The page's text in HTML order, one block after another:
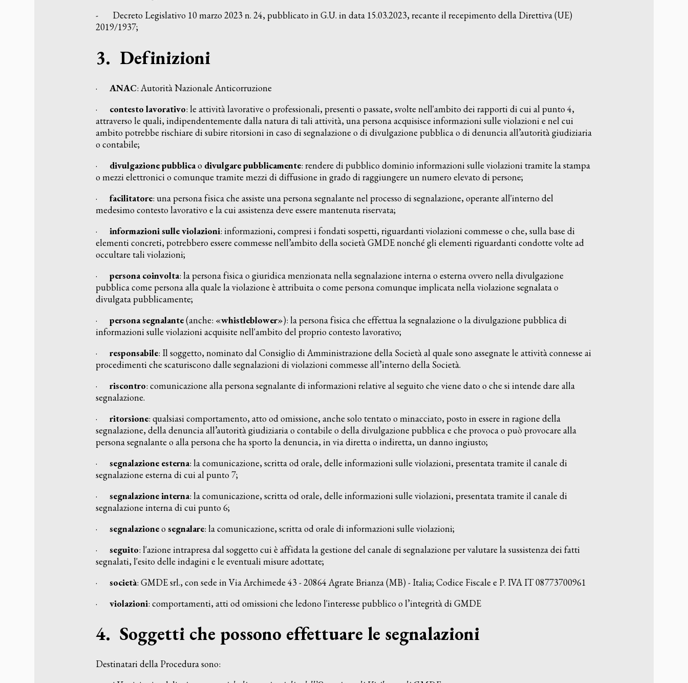
- Decreto Legislativo 10 marzo 2023 n. 24, pubblicato in G.U. in data 15.03.2023, recante il recepimento della Direttiva (UE)
2019/1937;
3. Definizioni
·ANAC: Autorità Nazionale Anticorruzione
· contesto lavorativo: le attività lavorative o professionali, presenti o passate, svolte nell'ambito dei rapporti di cui al punto 4,
attraverso le quali, indipendentemente dalla natura di tali attività, una persona acquisisce informazioni sulle violazioni e nel cui
ambito potrebbe rischiare di subire ritorsioni in caso di segnalazione o di divulgazione pubblica o di denuncia all’autorità giudiziaria
o contabile;
· divulgazione pubblicao divulgare pubblicamente: rendere di pubblico dominio informazioni sulle violazioni tramite la stampa
o mezzi elettronici o comunque tramite mezzi di diffusione in grado di raggiungere un numero elevato di persone;
·facilitatore: una persona fisica che assiste una persona segnalante nel processo di segnalazione, operante all'interno del
medesimo contesto lavorativo e la cui assistenza deve essere mantenuta riservata;
·informazioni sulle violazioni: informazioni, compresi i fondati sospetti, riguardanti violazioni commesse o che, sulla base di
elementi concreti, potrebbero essere commesse nell’ambito della società GMDE nonché gli elementi riguardanti condotte volte ad
occultare tali violazioni;
·persona coinvolta: la persona fisica o giuridica menzionata nella segnalazione interna o esterna ovvero nella divulgazione
pubblica come persona alla quale la violazione è attribuita o come persona comunque implicata nella violazione segnalata o
divulgata pubblicamente;
·persona segnalante(anche: «whistleblower»): la persona fisica che effettua la segnalazione o la divulgazione pubblica di
informazioni sulle violazioni acquisite nell'ambito del proprio contesto lavorativo;
·responsabile: Il soggetto, nominato dal Consiglio di Amministrazione della Società al quale sono assegnate le attività connesse ai
procedimenti che scaturiscono dalle segnalazioni di violazioni commesse all’interno della Società.
·riscontro: comunicazione alla persona segnalante di informazioni relative al seguito che viene dato o che si intende dare alla
segnalazione.
·ritorsione: qualsiasi comportamento, atto od omissione, anche solo tentato o minacciato, posto in essere in ragione della
segnalazione, della denuncia all’autorità giudiziaria o contabile o della divulgazione pubblica e che provoca o può provocare alla
persona segnalante o alla persona che ha sporto la denuncia, in via diretta o indiretta, un danno ingiusto;
·segnalazione esterna: la comunicazione, scritta od orale, delle informazioni sulle violazioni, presentata tramite il canale di
segnalazione esterna di cui al punto 7;
·segnalazione interna: la comunicazione, scritta od orale, delle informazioni sulle violazioni, presentata tramite il canale di
segnalazione interna di cui punto 6;
·segnalazioneosegnalare: la comunicazione, scritta od orale di informazioni sulle violazioni;
·seguito: l'azione intrapresa dal soggetto cui è affidata la gestione del canale di segnalazione per valutare la sussistenza dei fatti
segnalati, l'esito delle indagini e le eventuali misure adottate;
·società: GMDE srl., con sede in Via Archimede 43 - 20864 Agrate Brianza (MB) - Italia; Codice Fiscale e P. IVA IT 08773700961
·violazioni: comportamenti, atti od omissioni che ledono l'interesse pubblico o l’integrità di GMDE
4. Soggetti che possono effettuare le segnalazioni
Destinatari della Procedura sono: